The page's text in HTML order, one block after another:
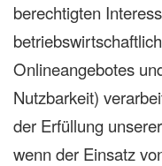
berechtigten
Onlineangebotes
Nutzbarkeit)
der Erfüllung
wenn der Einsatz